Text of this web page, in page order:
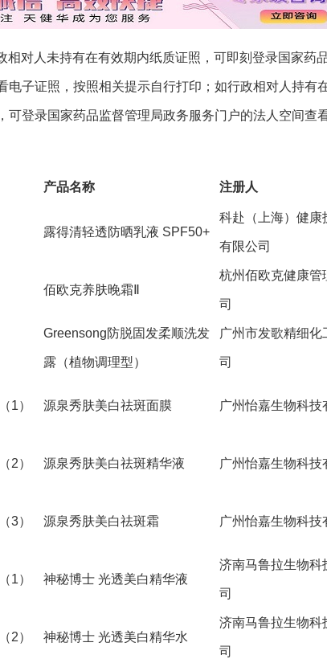
相对人未持有在有效期内纸质证照，可即刻登录国家药
电子证照，按照相关提示自行打印；如行政相对人持有
可登录国家药品监督管理局政务服务门户的法人空间查
产品名称 注册人
露得清轻透防晒乳液 SPF50+
科赴（上海）健康
有限公司
佰欧克养肤晚霜Ⅱ
杭州佰欧克健康管
司
Greensong防脱固发柔顺洗发
露（植物调理型）
广州市发歌精细化
司
1） 源泉秀肤美白祛斑面膜 广州怡嘉生物科技
2） 源泉秀肤美白祛斑精华液 广州怡嘉生物科技
3） 源泉秀肤美白祛斑霜 广州怡嘉生物科技
1） 神秘博士 光透美白精华液
济南马鲁拉生物科
司
2） 神秘博士 光透美白精华水
济南马鲁拉生物科
司